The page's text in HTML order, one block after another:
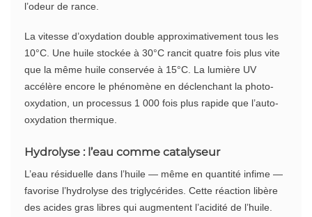
l’odeur de rance.
La vitesse d’oxydation double approximativement tous les
10°C. Une huile stockée à 30°C rancit quatre fois plus vite
que la même huile conservée à 15°C. La lumière UV
accélère encore le phénomène en déclenchant la photo-
oxydation, un processus 1 000 fois plus rapide que l’auto-
oxydation thermique.
Hydrolyse : l’eau comme catalyseur
L’eau résiduelle dans l’huile — même en quantité infime —
favorise l’hydrolyse des triglycérides. Cette réaction libère
des acides gras libres qui augmentent l’acidité de l’huile.